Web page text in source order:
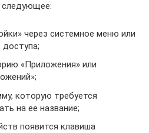
следующее:
через системное меню или
«Приложения» или
которую требуется
на ее название;
появится клавиша